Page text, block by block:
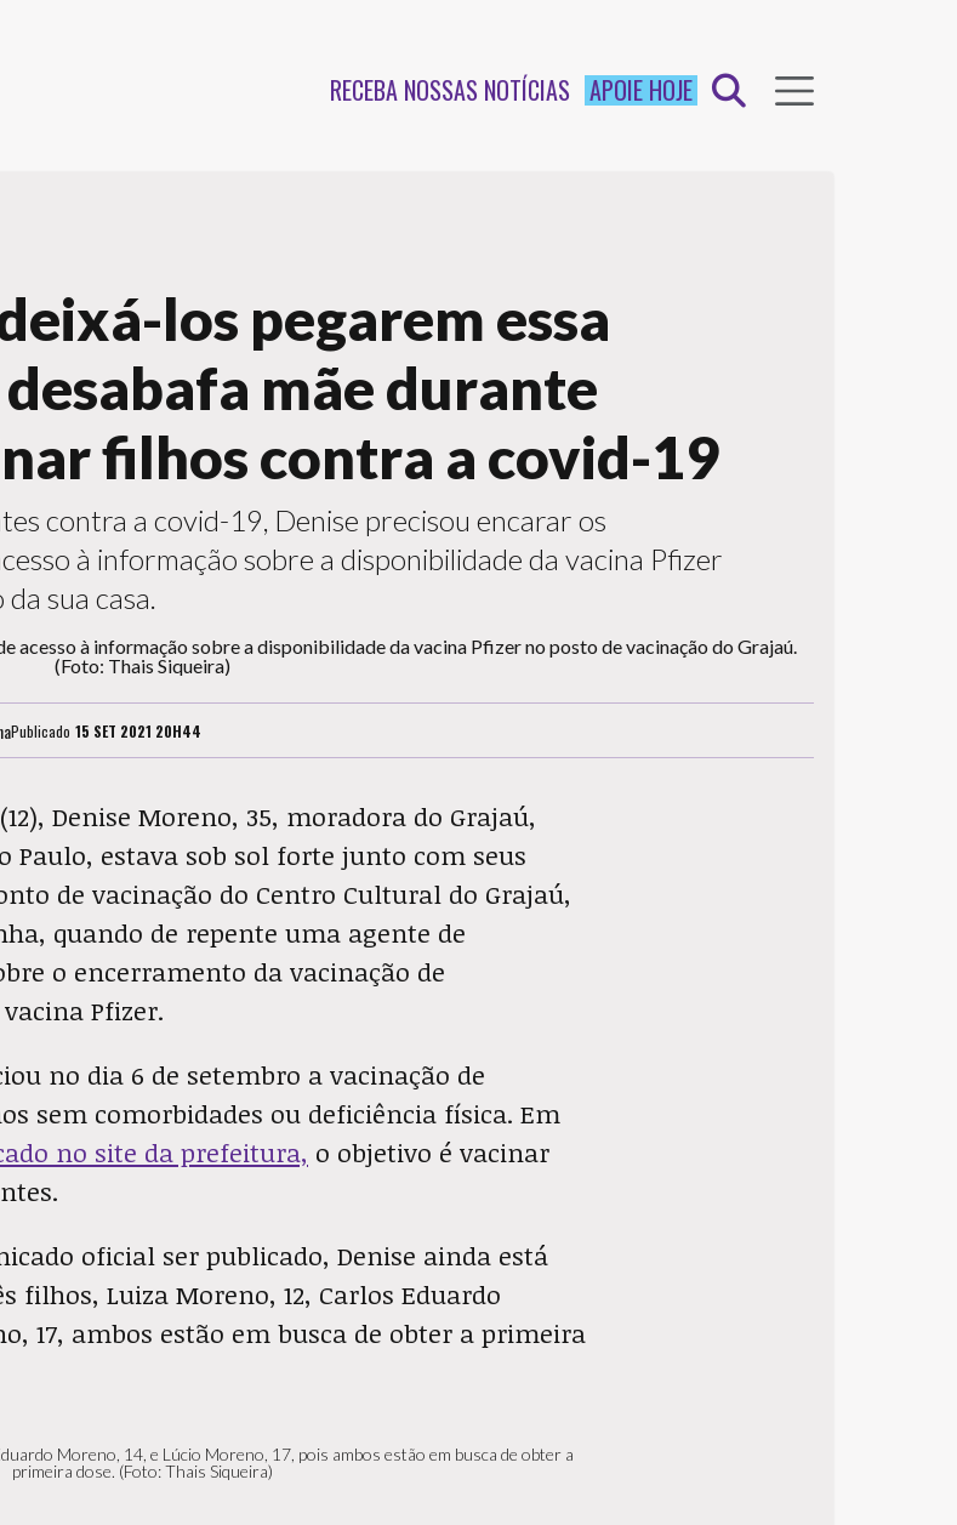
RECEBA NOSSAS NOTÍCIAS APOIE HOJE
los pegarem essa
mãe durante
filhos contra a covid-19
contra a covid-19, Denise precisou encarar os
à informação sobre a disponibilidade da vacina Pfizer
sua casa.
Publicado 15 SET 2021 20H44
Denise Moreno, 35, moradora do Grajaú,
Paulo, estava sob sol forte junto com seus
de vacinação do Centro Cultural do Grajaú,
quando de repente uma agente de
o encerramento da vacinação de
Pfizer.
no dia 6 de setembro a vacinação de
sem comorbidades ou deficiência física. Em
no site da prefeitura, o objetivo é vacinar
oficial ser publicado, Denise ainda está
filhos, Luiza Moreno, 12, Carlos Eduardo
17, ambos estão em busca de obter a primeira
Moreno, 14, e Lúcio Moreno, 17, pois ambos estão em busca de obter a
primeira dose. (Foto: Thais Siqueira)